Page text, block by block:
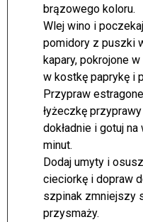
brązowego koloru.
Wlej wino i
pomidory z puszki
kapary, pokrojone
w kostkę paprykę i
Przypraw
łyżeczkę
dokładnie i gotuj
minut.
Dodaj umyty i
cieciorkę i dopraw
szpinak zmniejszy
przysmaży.